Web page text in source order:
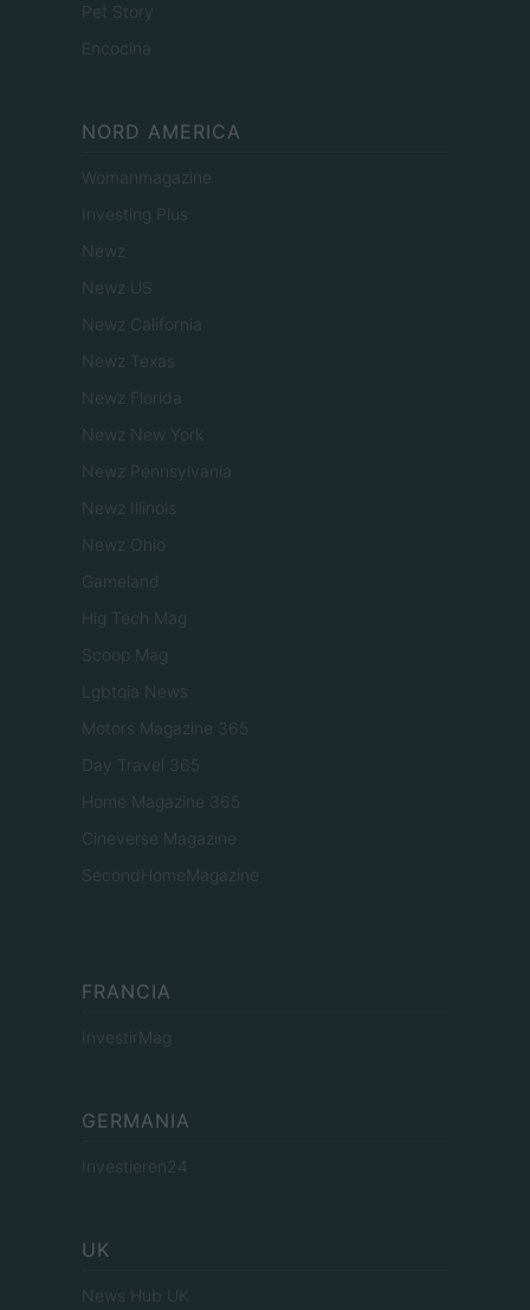
Pet Story
Encocina
NORD AMERICA
Womanmagazine
Investing Plus
Newz
Newz US
Newz California
Newz Texas
Newz Florida
Newz New York
Newz Pennsylvania
Newz Illinois
Newz Ohio
Gameland
Hig Tech Mag
Scoop Mag
Lgbtqia News
Motors Magazine 365
Day Travel 365
Home Magazine 365
Cineverse Magazine
SecondHomeMagazine
FRANCIA
InvestirMag
GERMANIA
Investieren24
UK
News Hub UK